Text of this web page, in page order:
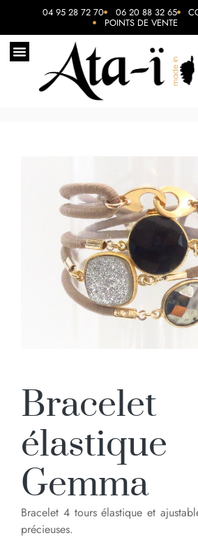
04 95 28 72 70 06 20 88 32 65
POINTS DE VENTE
Bracelet
élastique
Gemma
Bracelet 4 tours élastique et
précieuses.